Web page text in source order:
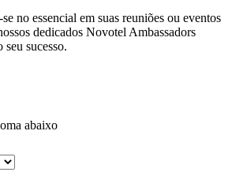
no essencial em suas reuniões ou eventos
dedicados Novotel Ambassadors
seu sucesso.
abaixo